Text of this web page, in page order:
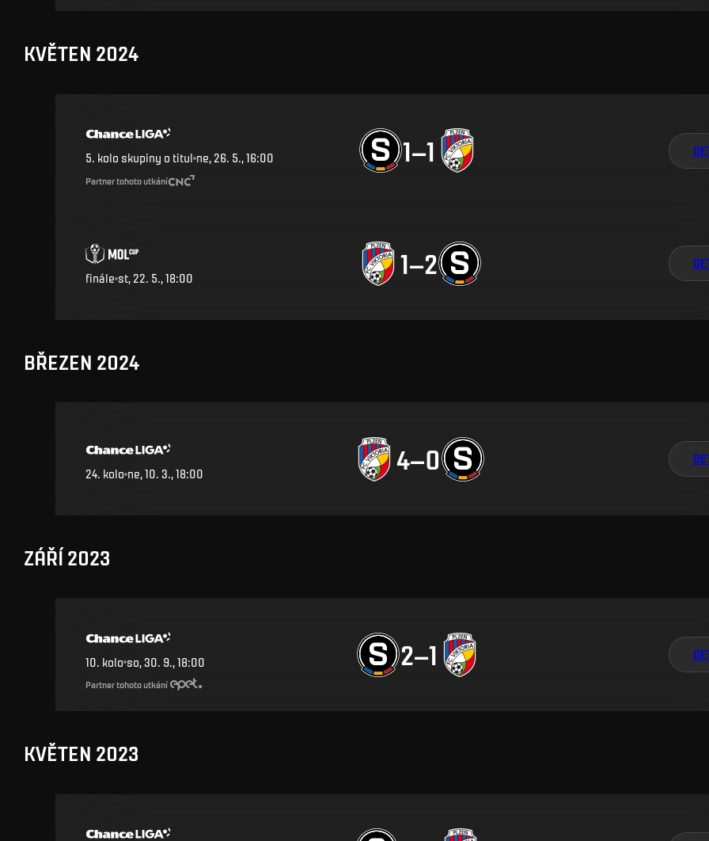
KVĚTEN 2024
5. kolo skupiny o titul ne, 26. 5., 16:00 1–1
Partner tohoto utkání
finále st, 22. 5., 18:00 1–2
BŘEZEN 2024
24. kolo ne, 10. 3., 18:00 4–0
ZÁŘÍ 2023
10. kolo so, 30. 9., 18:00 2–1
Partner tohoto utkání
KVĚTEN 2023